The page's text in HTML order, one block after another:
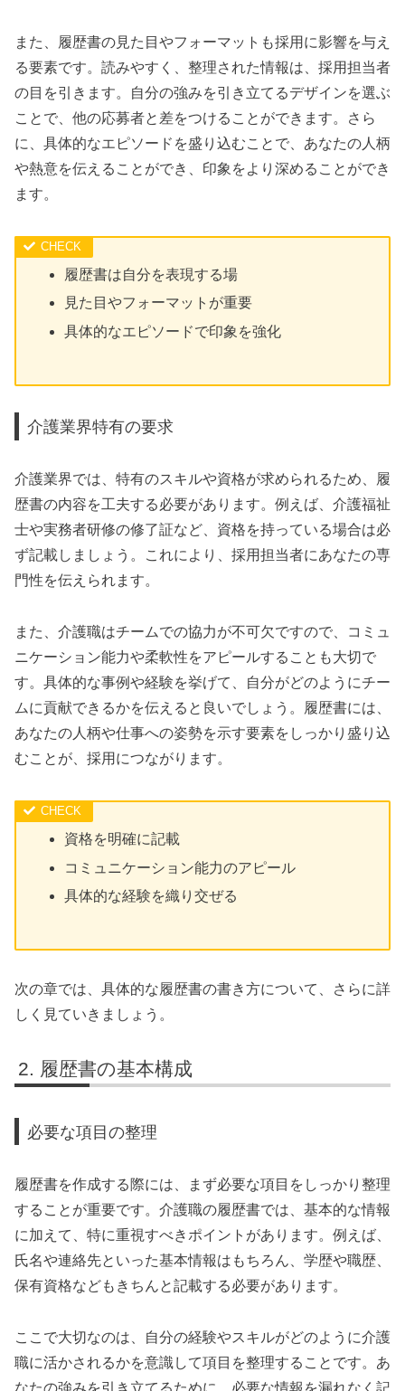
また、履歴書の見た目やフォーマットも採用に影響を与え
る要素です。読みやすく、整理された情報は、採用担当者
の目を引きます。自分の強みを引き立てるデザインを選ぶ
ことで、他の応募者と差をつけることができます。さら
に、具体的なエピソードを盛り込むことで、あなたの人柄
や熱意を伝えることができ、印象をより深めることができ
ます。
履歴書は自分を表現する場
見た目やフォーマットが重要
具体的なエピソードで印象を強化
介護業界特有の要求
介護業界では、特有のスキルや資格が求められるため、履
歴書の内容を工夫する必要があります。例えば、介護福祉
士や実務者研修の修了証など、資格を持っている場合は必
ず記載しましょう。これにより、採用担当者にあなたの専
門性を伝えられます。
また、介護職はチームでの協力が不可欠ですので、コミュ
ニケーション能力や柔軟性をアピールすることも大切で
す。具体的な事例や経験を挙げて、自分がどのようにチー
ムに貢献できるかを伝えると良いでしょう。履歴書には、
あなたの人柄や仕事への姿勢を示す要素をしっかり盛り込
むことが、採用につながります。
資格を明確に記載
コミュニケーション能力のアピール
具体的な経験を織り交ぜる
次の章では、具体的な履歴書の書き方について、さらに詳
しく見ていきましょう。
履歴書の基本構成
必要な項目の整理
履歴書を作成する際には、まず必要な項目をしっかり整理
することが重要です。介護職の履歴書では、基本的な情報
に加えて、特に重視すべきポイントがあります。例えば、
氏名や連絡先といった基本情報はもちろん、学歴や職歴、
保有資格などもきちんと記載する必要があります。
ここで大切なのは、自分の経験やスキルがどのように介護
職に活かされるかを意識して項目を整理することです。あ
なたの強みを引き立てるために、必要な情報を漏れなく記